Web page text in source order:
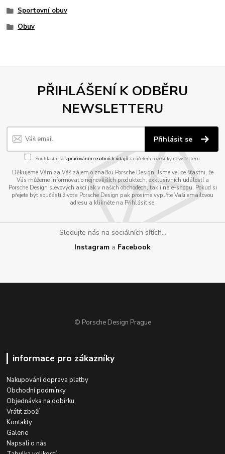
Sportovní obuv
Obuv
PŘIHLÁŠENÍ K ODBĚRU
NEWSLETTERU
Přihlásit se
Souhlasím se zpracováním osobních údajůza účelem rozesílky newsletteru.
Děkujeme Vám za Váš zájem o značku Porsche Design. Jsme velice šťastni, že
Vás můžeme informovat o nejnovějších produktech, exklusivních událostí a
Porsche Design slevových akcí jak v našich obchodech, tak i na e-shopu. Pokud si
přejete být součástí života Porsche Design pak prosíme vyplňte Vaši emailovou
adresu a klikněte na Přihlásit se.
Sledujte nás na sociálních sítích...
Instagram a Facebook
© Porsche Design Prague
informace pro zákazníky
Nakupování doprava platby
Obchodní podmínky
Objednávka na dobírku
Vrátit zboží
Kontakty
Galerie
Napsali o nás